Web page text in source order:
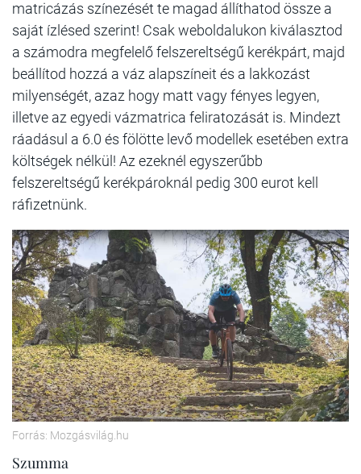
matricázás színezését te magad állíthatod össze a
saját ízlésed szerint! Csak weboldalukon kiválasztod
a számodra megfelelő felszereltségű kerékpárt, majd
beállítod hozzá a váz alapszíneit és a lakkozást
milyenségét, azaz hogy matt vagy fényes legyen,
illetve az egyedi vázmatrica feliratozását is. Mindezt
ráadásul a 6.0 és fölötte levő modellek esetében extra
költségek nélkül! Az ezeknél egyszerűbb
felszereltségű kerékpároknál pedig 300 eurot kell
ráfizetnünk.
Forrás: Mozgásvilág.hu
Szumma